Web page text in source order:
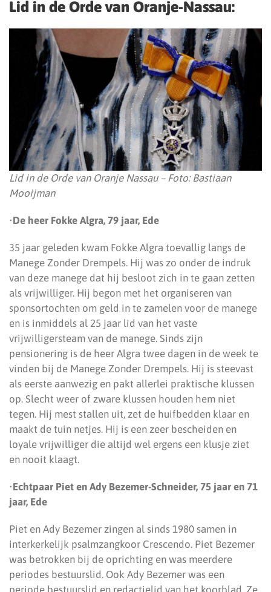
Lid in de Orde van Oranje-Nassau:
Lid in de Orde van Oranje Nassau – Foto: Bastiaan
Mooijman
•De heer Fokke Algra, 79 jaar, Ede
35 jaar geleden kwam Fokke Algra toevallig langs de
Manege Zonder Drempels. Hij was zo onder de indruk
van deze manege dat hij besloot zich in te gaan zetten
als vrijwilliger. Hij begon met het organiseren van
sponsortochten om geld in te zamelen voor de manege
en is inmiddels al 25 jaar lid van het vaste
vrijwilligersteam van de manege. Sinds zijn
pensionering is de heer Algra twee dagen in de week te
vinden bij de Manege Zonder Drempels. Hij is steevast
als eerste aanwezig en pakt allerlei praktische klussen
op. Slecht weer of zware klussen houden hem niet
tegen. Hij mest stallen uit, zet de huifbedden klaar en
maakt de tuin netjes. Hij is een zeer bescheiden en
loyale vrijwilliger die altijd wel ergens een klusje ziet
en nooit klaagt.
•Echtpaar Piet en Ady Bezemer-Schneider, 75 jaar en 71
jaar, Ede
Piet en Ady Bezemer zingen al sinds 1980 samen in
interkerkelijk psalmzangkoor Crescendo. Piet Bezemer
was betrokken bij de oprichting en was meerdere
periodes bestuurslid. Ook Ady Bezemer was een